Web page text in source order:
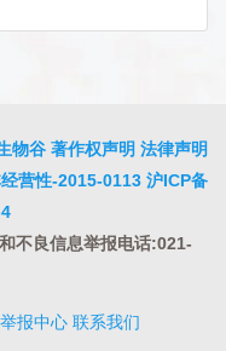
物谷 著作权声明 法律声明
营性-2015-0113 沪ICP备
不良信息举报电话:021-
报中心 联系我们